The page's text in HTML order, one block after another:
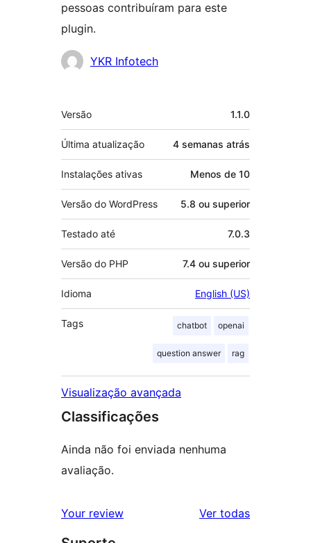
pessoas contribuíram para este
plugin.
Colaboradores
YKR Infotech
Meta
Versão 1.1.0
Última atualização 4 semanas atrás
Instalações ativas Menos de 10
Versão do WordPress 5.8 ou superior
Testado até 7.0.3
Versão do PHP 7.4 ou superior
Idioma English (US)
Tags chatbot openai
question answer rag
Visualização avançada
Classificações
Ainda não foi enviada nenhuma
avaliação.
Your review Ver todasavaliações